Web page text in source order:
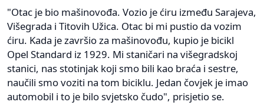
"Otac je bio mašinovođa. Vozio je ćiru između Sarajeva,
Višegrada i Titovih Užica. Otac bi mi pustio da vozim
ćiru. Kada je završio za mašinovođu, kupio je bicikl
Opel Standard iz 1929. Mi staničari na višegradskoj
stanici, nas stotinjak koji smo bili kao braća i sestre,
naučili smo voziti na tom biciklu. Jedan čovjek je imao
automobil i to je bilo svjetsko čudo", prisjetio se.